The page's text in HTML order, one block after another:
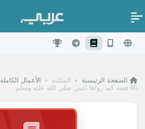
الصفحة الرئيسية • المكتبة • الأعمال الكاملة
60 قصة كما رواها النبي صلى الله عليه وسلم